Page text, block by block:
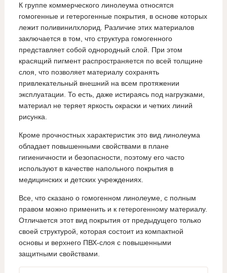
К группе коммерческого линолеума относятся
гомогенные и гетерогенные покрытия, в основе которых
лежит поливинилхлорид. Различие этих материалов
заключается в том, что структура гомогенного
представляет собой однородный слой. При этом
красящий пигмент распространяется по всей толщине
слоя, что позволяет материалу сохранять
привлекательный внешний на всем протяжении
эксплуатации. То есть, даже истираясь под нагрузками,
материал не теряет яркость окраски и четких линий
рисунка.
Кроме прочностных характеристик это вид линолеума
обладает повышенными свойствами в плане
гигиеничности и безопасности, поэтому его часто
используют в качестве напольного покрытия в
медицинских и детских учреждениях.
Все, что сказано о гомогенном линолеуме, с полным
правом можно применить и к гетерогенному материалу.
Отличается этот вид покрытия от предыдущего только
своей структурой, которая состоит из компактной
основы и верхнего ПВХ-слоя с повышенными
защитными свойствами.